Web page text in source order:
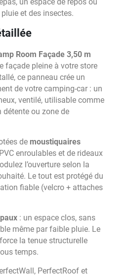
un espace de repos ou
et des insectes.
Room Façade 3,50 m
façade pleine à votre store
ce panneau crée un
de votre camping-car : un
ventilé, utilisable comme
détente ou zone de
de moustiquaires
enroulables et de rideaux
l’ouverture selon la
Le tout est protégé du
fiable (velcro + attaches
: un espace clos, sans
même par faible pluie. Le
la tenue structurelle
temps.
PerfectRoof et